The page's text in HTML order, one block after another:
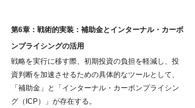
第6章：戦術的実装：補助金とインターナル・カーボ
ンプライシングの活用
戦略を実行に移す際、初期投資の負担を軽減し、投
資判断を加速させるための具体的なツールとして、
「補助金」と「インターナル・カーボンプライシン
グ（ICP）」が存在する。